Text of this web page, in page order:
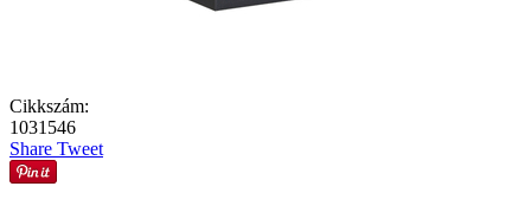
Cikkszám:
1031546
Share Tweet